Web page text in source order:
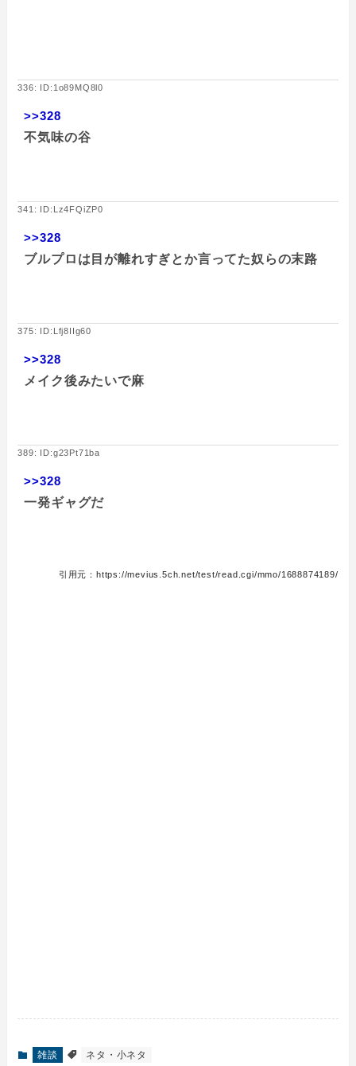
336: ID:1o89MQ8l0
>>328
不気味の谷
341: ID:Lz4FQiZP0
>>328
ブルプロは目が離れすぎとか言ってた奴らの末路
375: ID:Lfj8IIg60
>>328
メイク後みたいで麻
389: ID:g23Pt71ba
>>328
一発ギャグだ
引用元：https://mevius.5ch.net/test/read.cgi/mmo/1688874189/
雑談 ネタ・小ネタ